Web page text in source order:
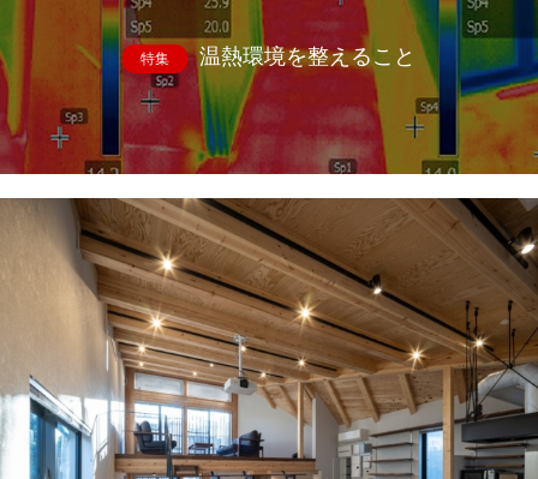
特集 温熱環境を整えること